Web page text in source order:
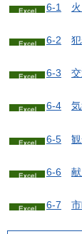
6-1 火
6-2 犯
6-3 交
6-4 気
6-5 観
6-6 献
6-7 市